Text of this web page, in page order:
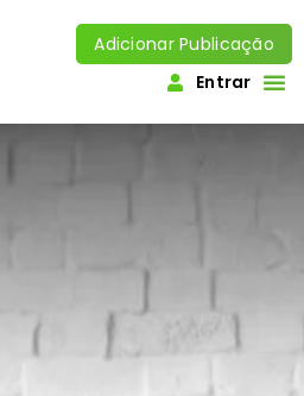
Adicionar Publicação
Entrar